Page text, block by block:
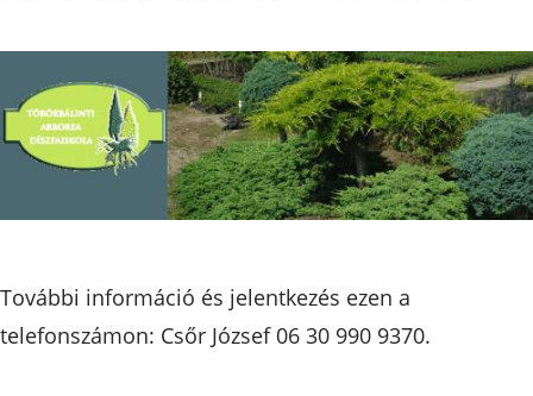
További információ és jelentkezés ezen a
telefonszámon: Csőr József 06 30 990 9370.